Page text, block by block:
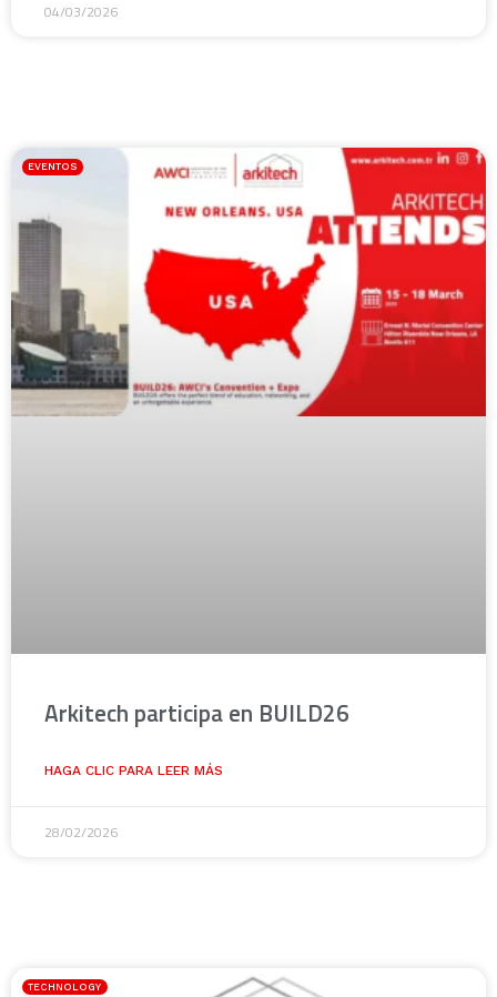
04/03/2026
EVENTOS
Arkitech participa en BUILD26
HAGA CLIC PARA LEER MÁS
28/02/2026
TECHNOLOGY